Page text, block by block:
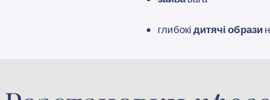
глибокідитячі образи